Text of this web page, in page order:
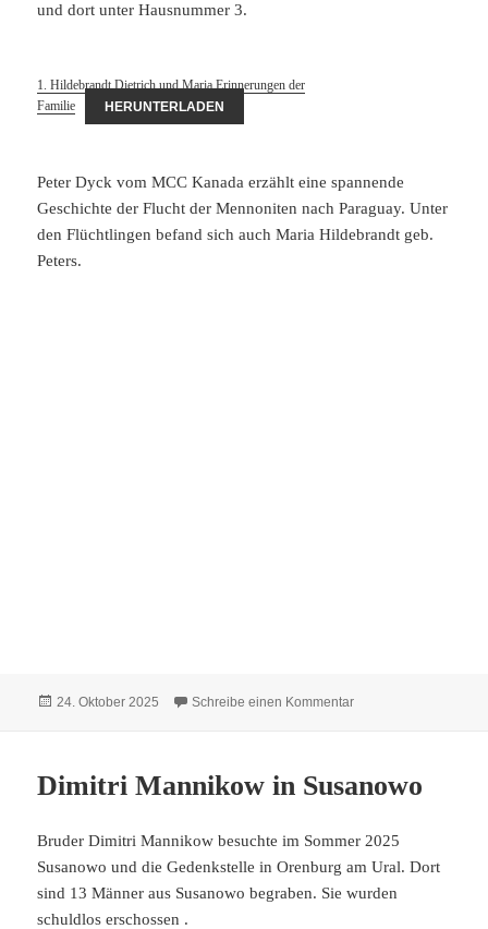
und dort unter Hausnummer 3.
1. Hildebrandt Dietrich und Maria Erinnerungen der
Familie
HERUNTERLADEN
Peter Dyck vom MCC Kanada erzählt eine spannende
Geschichte der Flucht der Mennoniten nach Paraguay. Unter
den Flüchtlingen befand sich auch Maria Hildebrandt geb.
Peters.
Veröffentlicht
24. Oktober 2025 Schreibe einen Kommentarzu Hildebrandt
Dimitri Mannikow in Susanowo
Bruder Dimitri Mannikow besuchte im Sommer 2025
Susanowo und die Gedenkstelle in Orenburg am Ural. Dort
sind 13 Männer aus Susanowo begraben. Sie wurden
schuldlos erschossen .